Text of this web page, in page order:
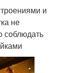
и
не
соблюдать